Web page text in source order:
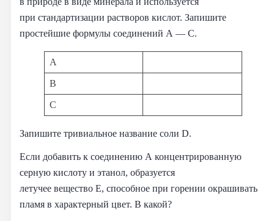
при стандартизации растворов кислот. Запишите
простейшие формулы соединений A — C.
A
B
C
Запишите тривиальное название соли D.
Если добавить к соединению A концентрированную
серную кислоту и этанол, образуется
летучее вещество E, способное при горении окрашивать
пламя в характерный цвет. В какой?